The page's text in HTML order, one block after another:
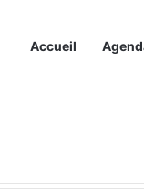
Accueil